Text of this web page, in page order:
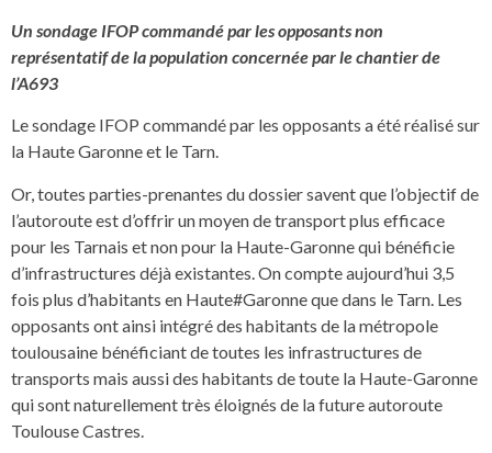
Un sondage IFOP commandé par les opposants non
représentatif de la population concernée par le chantier de
l’A693
Le sondage IFOP commandé par les opposants a été réalisé sur
la Haute Garonne et le Tarn.
Or, toutes parties-prenantes du dossier savent que l’objectif de
l’autoroute est d’offrir un moyen de transport plus efficace
pour les Tarnais et non pour la Haute-Garonne qui bénéficie
d’infrastructures déjà existantes. On compte aujourd’hui 3,5
fois plus d’habitants en Haute#Garonne que dans le Tarn. Les
opposants ont ainsi intégré des habitants de la métropole
toulousaine bénéficiant de toutes les infrastructures de
transports mais aussi des habitants de toute la Haute-Garonne
qui sont naturellement très éloignés de la future autoroute
Toulouse Castres.